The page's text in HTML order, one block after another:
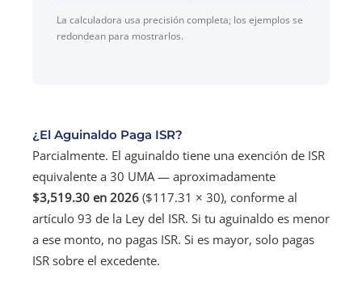
La calculadora usa precisión completa; los ejemplos se
redondean para mostrarlos.
¿El Aguinaldo Paga ISR?
Parcialmente. El aguinaldo tiene una exención de ISR
equivalente a 30 UMA — aproximadamente
$3,519.30 en 2026 ($117.31 × 30), conforme al
artículo 93 de la Ley del ISR. Si tu aguinaldo es menor
a ese monto, no pagas ISR. Si es mayor, solo pagas
ISR sobre el excedente.